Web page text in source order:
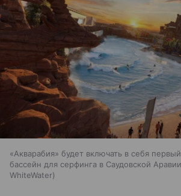
«Акварабия» будет включать в себя
бассейн для серфинга в Саудовской Аравии
WhiteWater